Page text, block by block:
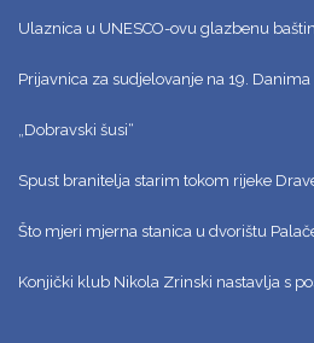
Ulaznica u UNESCO-ovu glazbenu
Prijavnica za sudjelovanje na 19. Danima
„Dobravski šusi“
Spust branitelja starim tokom rijeke
Što mjeri mjerna stanica u dvorištu
Konjički klub Nikola Zrinski nastavlja s